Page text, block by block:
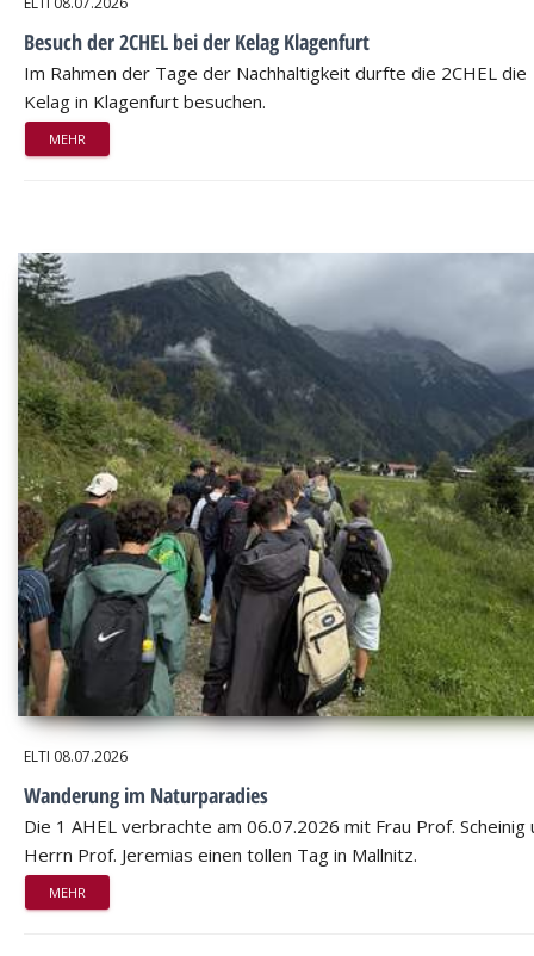
Besuch der 2CHEL bei der Kelag Klagenfurt
Im Rahmen der Tage der Nachhaltigkeit durfte die 2CHEL die
Kelag in Klagenfurt besuchen.
MEHR
ELTI 08.07.2026
Wanderung im Naturparadies
Die 1 AHEL verbrachte am 06.07.2026 mit Frau Prof. Scheinig
Herrn Prof. Jeremias einen tollen Tag in Mallnitz.
MEHR